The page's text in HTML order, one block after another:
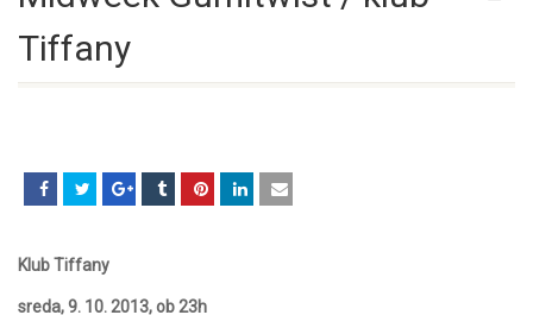
Tiffany
Klub Tiffany
sreda, 9. 10. 2013, ob 23h